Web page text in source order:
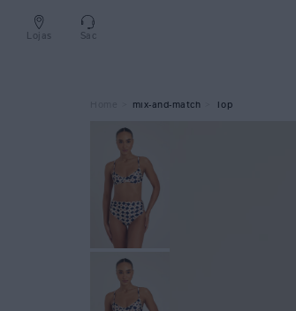
Lojas Sac
mix-and-match Top